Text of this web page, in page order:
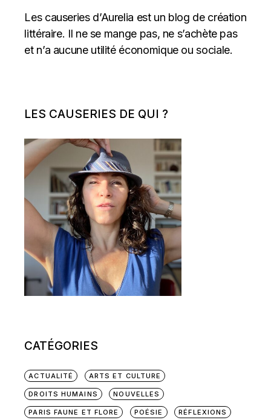
Les causeries d’Aurelia est un blog de création
littéraire. Il ne se mange pas, ne s’achète pas
et n’a aucune utilité économique ou sociale.
LES CAUSERIES DE QUI ?
CATÉGORIES
ACTUALITÉ ARTS ET CULTURE
DROITS HUMAINS NOUVELLES
PARIS FAUNE ET FLORE POÉSIE RÉFLEXIONS